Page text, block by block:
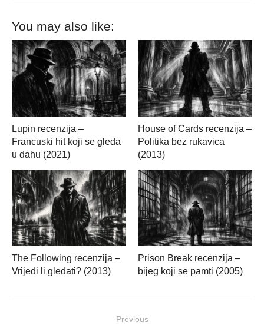
You may also like:
Lupin recenzija –
Francuski hit koji se gleda
u dahu (2021)
House of Cards recenzija –
Politika bez rukavica
(2013)
The Following recenzija –
Vrijedi li gledati? (2013)
Prison Break recenzija –
bijeg koji se pamti (2005)
Previous